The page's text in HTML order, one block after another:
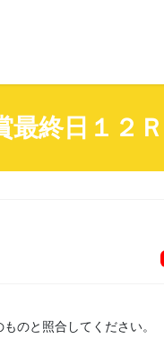
終日１２
のと照合してください。